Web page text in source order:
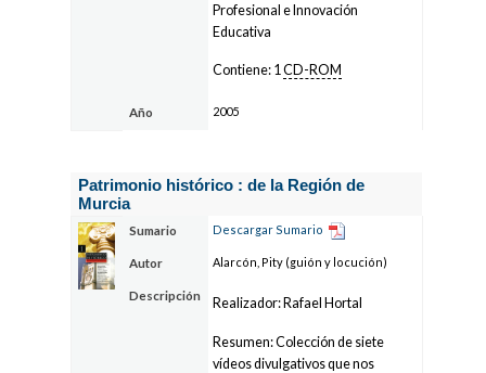
Profesional e Innovación
Educativa
Contiene: 1CD-ROM
Año 2005
Patrimonio histórico : de la Región de
Murcia
Sumario Descargar Sumario
Autor Alarcón, Pity (guión y locución)
Descripción
Realizador: Rafael Hortal
Resumen: Colección de siete
vídeos divulgativos que nos